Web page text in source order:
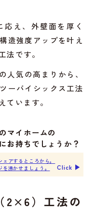
え、外壁面を厚く
造強度アップを叶え
法です。
人気の高まりから、
ーバイシックス工法
ています。
マイホームの
お持ちでしょうか？
アするところから。
沸かせましょう。
Click ▶︎
2×6）工法の